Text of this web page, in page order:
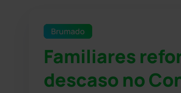
Brumado
Familiares
descaso no